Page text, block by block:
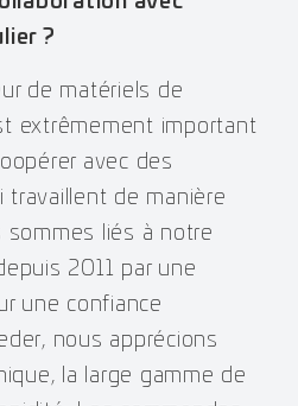
?
de matériels de
extrêmement important
avec des
travaillent de manière
sommes liés à notre
2011 par une
une confiance
nous apprécions
la large gamme de